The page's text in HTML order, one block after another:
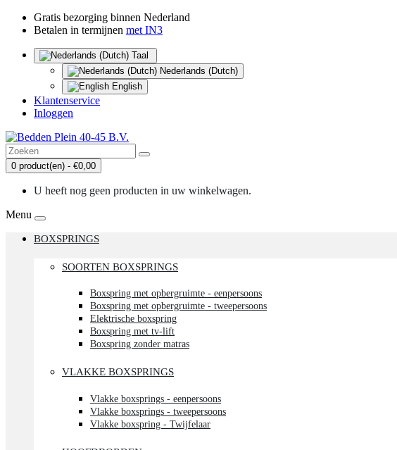
Gratis bezorging binnen Nederland
Betalen in termijnen met IN3
Taal
Nederlands (Dutch)
English
Klantenservice
Inloggen
0 product(en) - €0,00
U heeft nog geen producten in uw winkelwagen.
Menu
BOXSPRINGS
SOORTEN BOXSPRINGS
Boxspring met opbergruimte - eenpersoons
Boxspring met opbergruimte - tweepersoons
Elektrische boxspring
Boxspring met tv-lift
Boxspring zonder matras
VLAKKE BOXSPRINGS
Vlakke boxsprings - eenpersoons
Vlakke boxsprings - tweepersoons
Vlakke boxspring - Twijfelaar